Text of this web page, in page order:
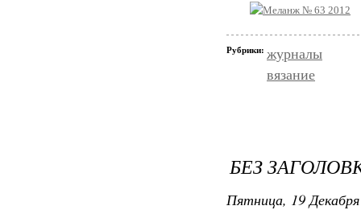
Рубрики: журналы
вязание
БЕЗ
Пятница, 19